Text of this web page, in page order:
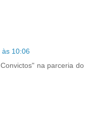
às 10:06
na parceria do